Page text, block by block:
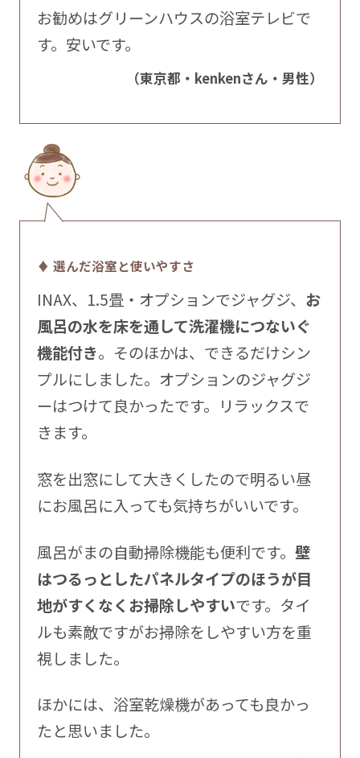
お勧めはグリーンハウスの浴室テレビで
す。安いです。
（東京都・kenkenさん・男性）
♦ 選んだ浴室と使いやすさ
INAX、1.5畳・オプションでジャグジ、 お
風呂の水を床を通して洗濯機につないぐ
機能付き。そのほかは、できるだけシン
プルにしました。オプションのジャグジ
ーはつけて良かったです。リラックスで
きます。
窓を出窓にして大きくしたので明るい昼
にお風呂に入っても気持ちがいいです。
風呂がまの自動掃除機能も便利です。 壁
はつるっとしたパネルタイプのほうが目
地がすくなくお掃除しやすいです。タイ
ルも素敵ですがお掃除をしやすい方を重
視しました。
ほかには、浴室乾燥機があっても良かっ
たと思いました。